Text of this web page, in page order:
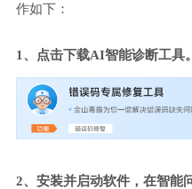
作如下：
1、点击下载AI智能诊断工具。
2、安装并启动软件，在智能